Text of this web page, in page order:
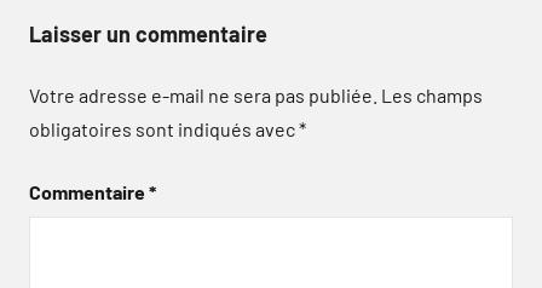
Laisser un commentaire
Votre adresse e-mail ne sera pas publiée. Les champs
obligatoires sont indiqués avec*
Commentaire*